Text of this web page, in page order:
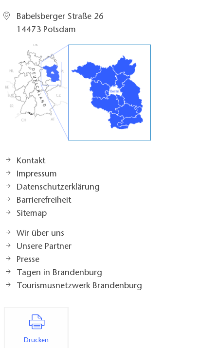
Babelsberger Straße 26
14473 Potsdam
Kontakt
Impressum
Datenschutzerklärung
Barrierefreiheit
Sitemap
Wir über uns
Unsere Partner
Presse
Tagen in Brandenburg
Tourismusnetzwerk Brandenburg
Drucken